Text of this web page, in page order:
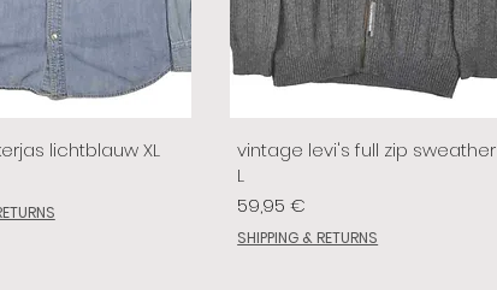
lichtblauw XL
vintage levi's full zip sweather
L
Prix
59,95 €
SHIPPING & RETURNS